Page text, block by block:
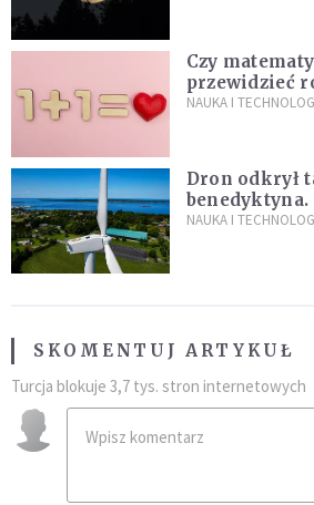
Czy
przewidzieć
Naukowcy
NAUKA I
Dron odkrył
benedyktyna.
sławny
NAUKA I
SKOMENTUJ ARTYKUŁ
Turcja blokuje 3,7 tys. stron internetowych